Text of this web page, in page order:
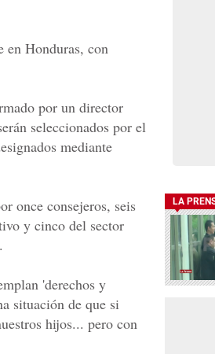
en Honduras, con
por un director
seleccionados por el
mediante
once consejeros, seis
y cinco del sector
'derechos y
situación de que si
hijos... pero con
LA